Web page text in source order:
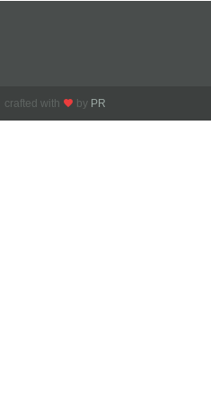
crafted with by PR